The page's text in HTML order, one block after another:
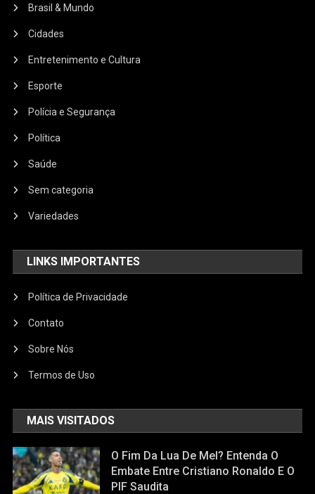
Brasil & Mundo
Cidades
Entretenimento e Cultura
Esporte
Polícia e Segurança
Política
Saúde
Sem categoria
Variedades
LINKS IMPORTANTES
Política de Privacidade
Contato
Sobre Nós
Termos de Uso
MAIS VISITADOS
O Fim Da Lua De Mel? Entenda O
Embate Entre Cristiano Ronaldo E O
PIF Saudita